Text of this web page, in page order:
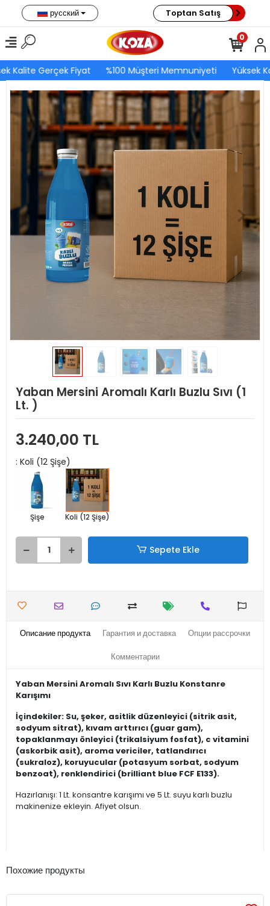
Kalite Gerçek Fiyat %100 Müşteri Memnuniyeti Yüksek
русский Toptan Satış
0
Yaban Mersini Aromalı Karlı Buzlu Sıvı (1
Lt. )
3.240,00 TL
: Koli (12 Şişe)
Şişe Koli (12 Şişe)
Sepete Ekle
Описание продукта Гарантия и доставка Опции рассрочки
Комментарии
Yaban Mersini Aromalı Sıvı Karlı Buzlu Konstanre
Karışımı
İçindekiler: Su, şeker, asitlik düzenleyici (sitrik asit,
sodyum sitrat), kıvam arttırıcı (guar gam),
topaklanmayı önleyici (trikalsiyum fosfat), c vitamini
(askorbik asit), aroma vericiler, tatlandırıcı
(sukraloz), koruyucular (potasyum sorbat, sodyum
benzoat), renklendirici (brilliant blue FCF E133).
Hazırlanışı: 1 Lt. konsantre karışımı ve 5 Lt. suyu karlı buzlu
makinenize ekleyin. Afiyet olsun.
Похожие продукты